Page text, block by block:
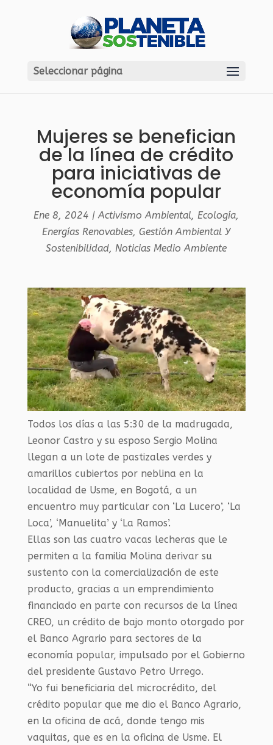
Seleccionar página
Mujeres se benefician
de la línea de crédito
para iniciativas de
economía popular
Ene 8, 2024 |Activismo Ambiental,Ecología,
Energías Renovables,Gestión Ambiental Y
Sostenibilidad,Noticias Medio Ambiente
Todos los días a las 5:30 de la madrugada,
Leonor Castro y su esposo Sergio Molina
llegan a un lote de pastizales verdes y
amarillos cubiertos por neblina en la
localidad de Usme, en Bogotá, a un
encuentro muy particular con ‘La Lucero’, ‘La
Loca’, ‘Manuelita’ y ‘La Ramos’.
Ellas son las cuatro vacas lecheras que le
permiten a la familia Molina derivar su
sustento con la comercialización de este
producto, gracias a un emprendimiento
financiado en parte con recursos de la línea
CREO, un crédito de bajo monto otorgado por
el Banco Agrario para sectores de la
economía popular, impulsado por el Gobierno
del presidente Gustavo Petro Urrego.
“Yo fui beneficiaria del microcrédito, del
crédito popular que me dio el Banco Agrario,
en la oficina de acá, donde tengo mis
vaquitas, que es en la oficina de Usme. El